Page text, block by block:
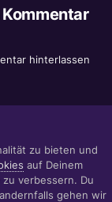
hinterlassen
zu bieten und
auf Deinem
verbessern. Du
gehen wir